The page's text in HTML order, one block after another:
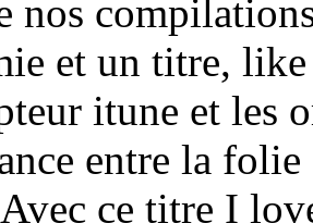
nos
et un titre,
itune et les
entre la folie
ce titre I